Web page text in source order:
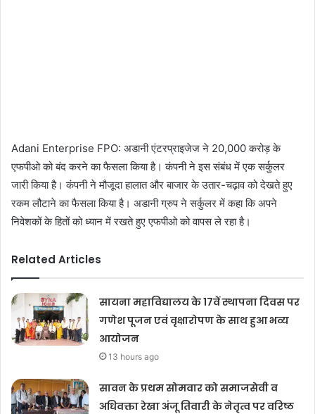
Adani Enterprise FPO: अडानी एंटरप्राइजेज ने 20,000 करोड़ के
एफपीओ को बंद करने का फैसला किया है। कंपनी ने इस संबंध में एक सर्कुलर
जारी किया है। कंपनी ने मौजूदा हालात और बाजार के उतार-चढ़ाव को देखते हुए
रकम लौटाने का फैसला किया है। अडानी ग्रुप ने सर्कुलर में कहा कि अपने
निवेशकों के हितों को ध्यान में रखते हुए एफपीओ को वापस ले रहा है।
Related Articles
सायना महाविद्यालय के 17वें स्थापना दिवस पर
गणेश पूजन एवं वृक्षारोपण के साथ हुआ भव्य
आयोजन
13 hours ago
सावन के प्रथम सोमवार को समाजसेवी व
अधिवक्ता रेखा अंजू तिवारी के नेतृत्व पर वरिष्ठ